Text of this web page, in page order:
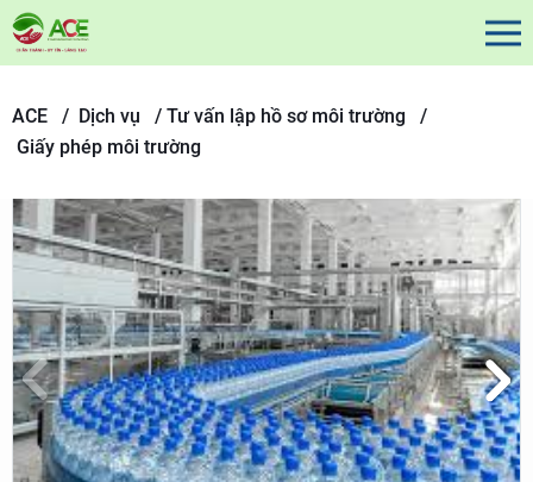
ACE / Dịch vụ / Tư vấn lập hồ sơ môi trường /
Giấy phép môi trường